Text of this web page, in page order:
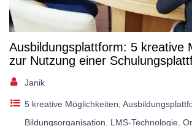
Ausbildungsplattform: 5 kreative
zur Nutzung einer
Janik
5 kreative Möglichkeiten
Bildungsorganisation
LMS-Technologie